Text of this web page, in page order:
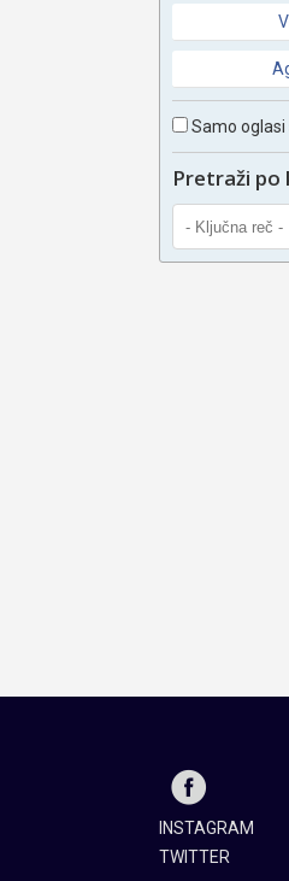
Samo oglasi
Pretraži po
INSTAGRAM
TWITTER